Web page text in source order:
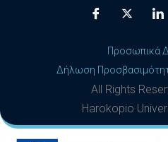
Προσωπικά
Δήλωση
All Rights
Harokopio